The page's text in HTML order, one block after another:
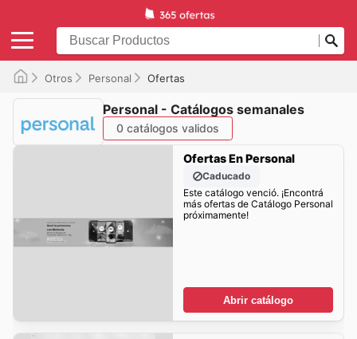
Otros Personal Ofertas
Personal - Catálogos semanales
0 catálogos validos
Ofertas En Personal
Caducado
Este catálogo venció. ¡Encontrá
más ofertas de Catálogo Personal
próximamente!
Abrir catálogo